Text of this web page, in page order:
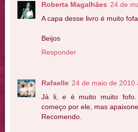
Roberta Magalhães 24 de
A capa desse livro é muito
Beijos
Responder
Rafaelle 24 de maio de 2010
Já li, e é muito muito
começo por ele, mas
Recomendo.